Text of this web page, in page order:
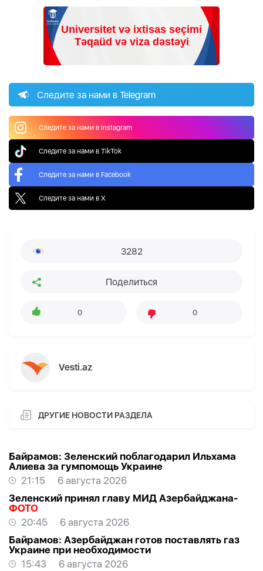
Следите за нами в Telegram
Следите за нами в Instagram
Следите за нами в TikTok
Следите за нами в Facebook
Следите за нами в X
3282
Поделиться
0 0
Vesti.az
ДРУГИЕ НОВОСТИ РАЗДЕЛА
Байрамов: Зеленский поблагодарил Ильхама
Алиева за гумпомощь Украине
21:15
6 августа 2026
Зеленский принял главу МИД Азербайджана-
ФОТО
20:45
6 августа 2026
Байрамов: Азербайджан готов поставлять газ
Украине при необходимости
15:43
6 августа 2026